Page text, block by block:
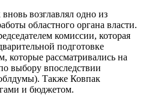
возглавлял одно из
областного органа власти.
комиссии, которая
подготовке
которые рассматривались на
выбору впоследствии
Также Ковпак
и бюджетом.